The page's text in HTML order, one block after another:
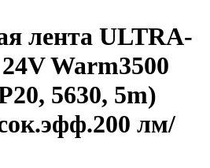
лента ULTRA-
Warm3500
5630, 5m)
лм/